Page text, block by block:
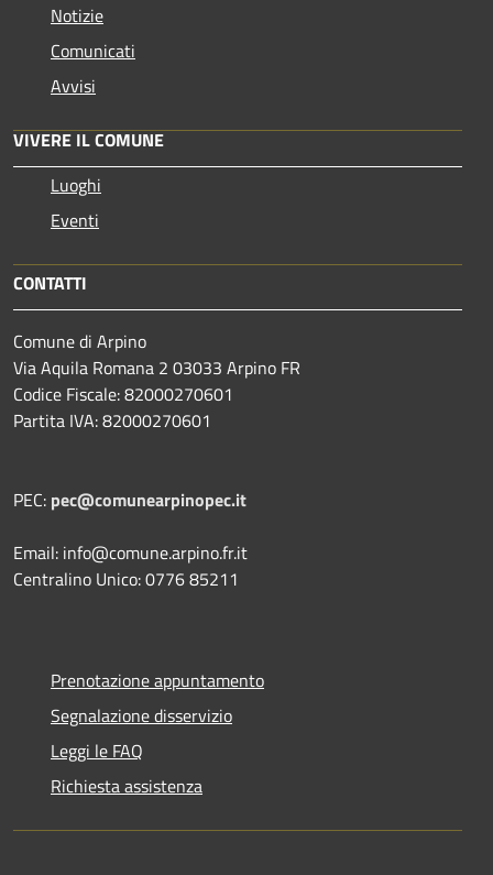
Notizie
Comunicati
Avvisi
VIVERE IL COMUNE
Luoghi
Eventi
CONTATTI
Comune di Arpino
Via Aquila Romana 2 03033 Arpino FR
Codice Fiscale: 82000270601
Partita IVA: 82000270601
PEC: pec@comunearpinopec.it
Email: info@comune.arpino.fr.it
Centralino Unico: 0776 85211
Prenotazione appuntamento
Segnalazione disservizio
Leggi le FAQ
Richiesta assistenza